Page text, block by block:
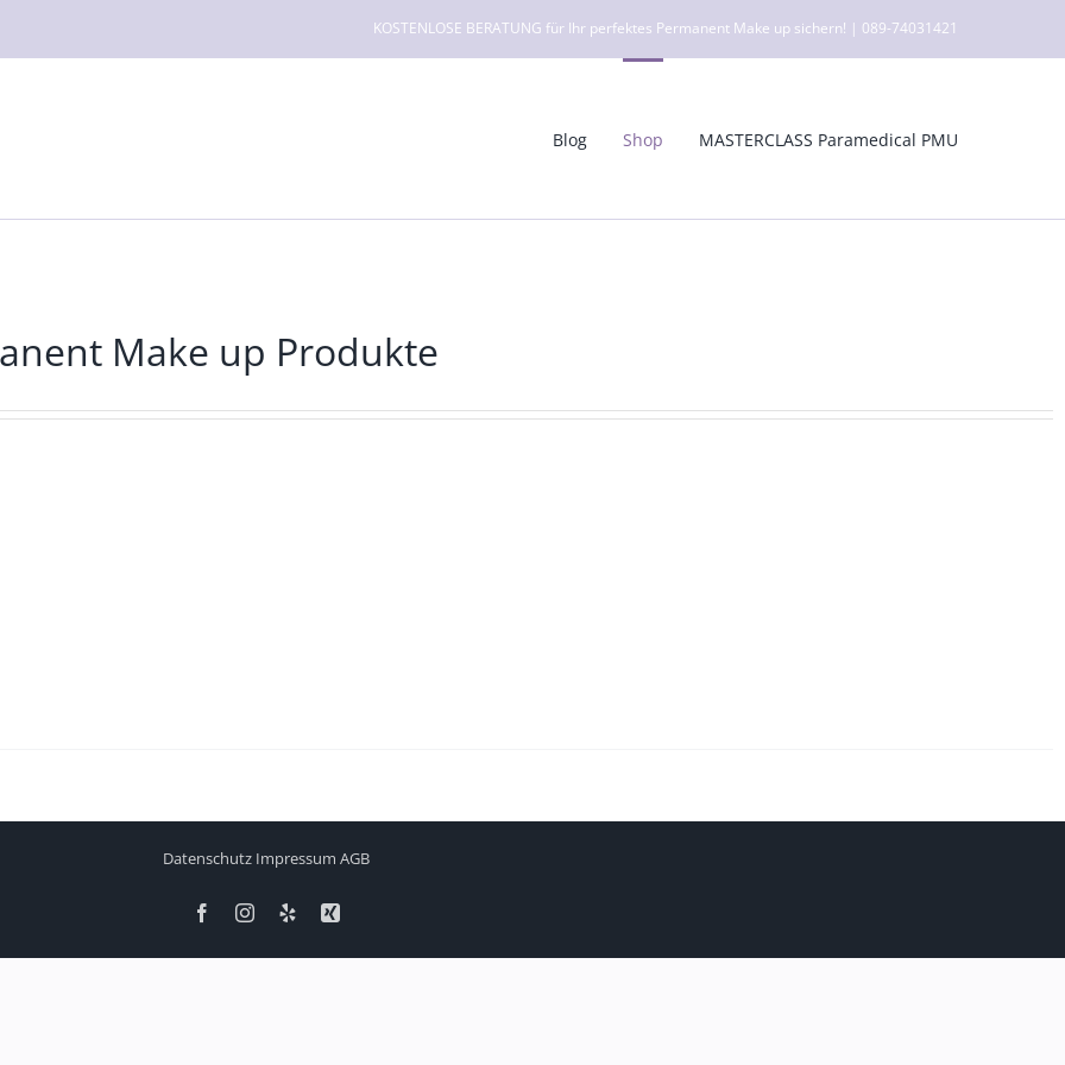
KOSTENLOSE BERATUNG für Ihr perfektes Permanent Make up sichern! | 089-74031421
Blog Shop MASTERCLASS Paramedical PMU
Make up Produkte
Datenschutz Impressum AGB
FacebookInstagram
Yelp Xing